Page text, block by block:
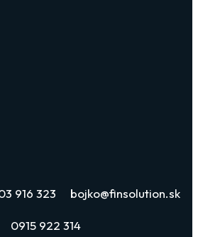
916 323 bojko@finsolution.sk
0915 922 314